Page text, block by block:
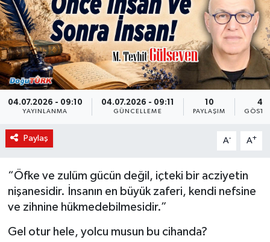
04.07.2026 - 09:10
YAYINLANMA
04.07.2026 - 09:11
GÜNCELLEME
10
PAYLAŞIM
44
Paylaş A- A+
“Öfke ve zulüm gücün değil, içteki bir acziyetin
nişanesidir. İnsanın en büyük zaferi, kendi nefsine
ve zihnine hükmedebilmesidir.”
Gel otur hele, yolcu musun bu cihanda?
KÜLTÜR-SANAT
Magazin
Medya
Politika
Sağlık
Siyaset
Spor
Türkiye